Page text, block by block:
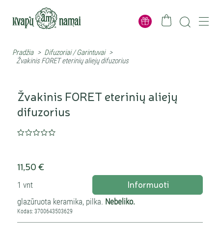
Pradžia > Difuzoriai / Garintuvai >
Žvakinis FORET eterinių aliejų difuzorius
Žvakinis FORET eterinių aliejų
difuzorius
11,50 €
1 vnt Informuoti
glazūruota keramika, pilka. Nebeliko.
Kodas: 3700643503629